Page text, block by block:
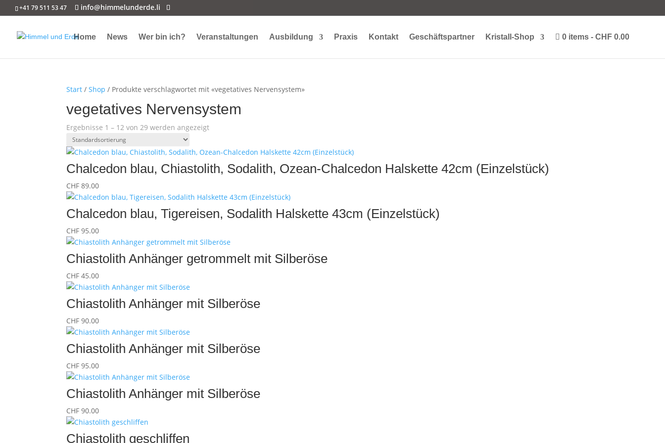
+41 79 511 53 47 info@himmelunderde.li
Home News Wer bin ich? Veranstaltungen Ausbildung Praxis Kontakt Geschäftspartner Kristall-Shop 0 items CHF 0.00
Start /Shop / Produkte verschlagwortet mit «vegetatives Nervensystem»
vegetatives Nervensystem
Ergebnisse 1 – 12 von 29 werden angezeigt
Chalcedon blau, Chiastolith, Sodalith, Ozean-Chalcedon Halskette 42cm (Einzelstück)
CHF 89.00
Chalcedon blau, Tigereisen, Sodalith Halskette 43cm (Einzelstück)
CHF 95.00
Chiastolith Anhänger getrommelt mit Silberöse
CHF 45.00
Chiastolith Anhänger mit Silberöse
CHF 90.00
Chiastolith Anhänger mit Silberöse
CHF 95.00
Chiastolith Anhänger mit Silberöse
CHF 90.00
Chiastolith geschliffen